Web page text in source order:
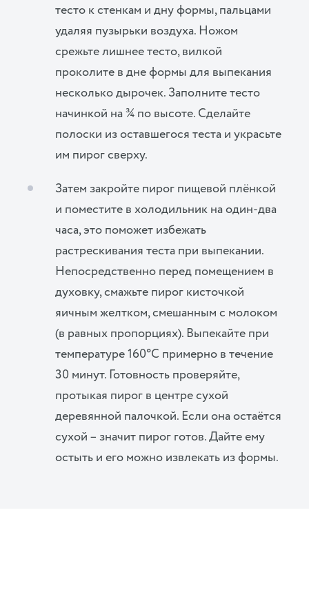
тесто к стенкам и дну формы, пальцами
удаляя пузырьки воздуха. Ножом
срежьте лишнее тесто, вилкой
проколите в дне формы для выпекания
несколько дырочек. Заполните тесто
начинкой на ¾ по высоте. Сделайте
полоски из оставшегося теста и украсьте
им пирог сверху.
Затем закройте пирог пищевой плёнкой
и поместите в холодильник на один-два
часа, это поможет избежать
растрескивания теста при выпекании.
Непосредственно перед помещением в
духовку, смажьте пирог кисточкой
яичным желтком, смешанным с молоком
(в равных пропорциях). Выпекайте при
температуре 160°C примерно в течение
30 минут. Готовность проверяйте,
протыкая пирог в центре сухой
деревянной палочкой. Если она остаётся
сухой – значит пирог готов. Дайте ему
остыть и его можно извлекать из формы.